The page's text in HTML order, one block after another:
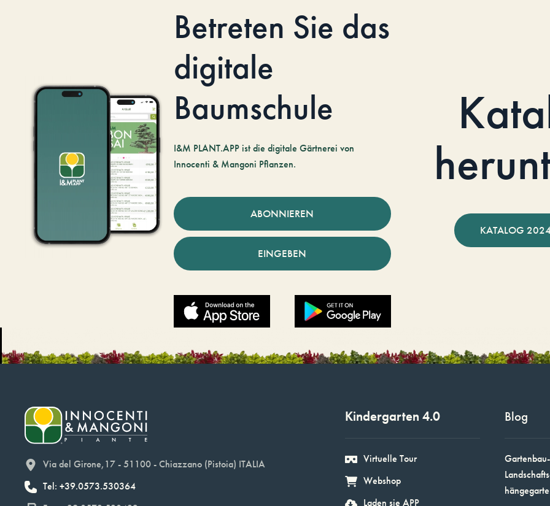
Betreten Sie das
digitale
Baumschule
I&M PLANT.APP ist die digitale Gärtnerei von
Innocenti & Mangoni Pflanzen.
ABONNIEREN
EINGEBEN
KATALOG
Via del Girone,17 - 51100 - Chiazzano (Pistoia) ITALIA
Tel: +39.0573.530364
Kindergarten 4.0
Virtuelle Tour
Webshop
Laden sie APP
Blog